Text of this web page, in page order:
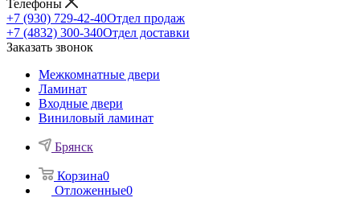
Телефоны
+7 (930) 729-42-40Отдел продаж
+7 (4832) 300-340Отдел доставки
Заказать звонок
Межкомнатные двери
Ламинат
Входные двери
Виниловый ламинат
Брянск
Корзина0
Отложенные0